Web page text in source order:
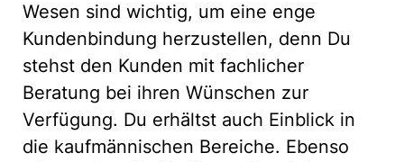
Wesen sind wichtig, um eine enge
Kundenbindung herzustellen, denn Du
stehst den Kunden mit fachlicher
Beratung bei ihren Wünschen zur
Verfügung. Du erhältst auch Einblick in
die kaufmännischen Bereiche. Ebenso